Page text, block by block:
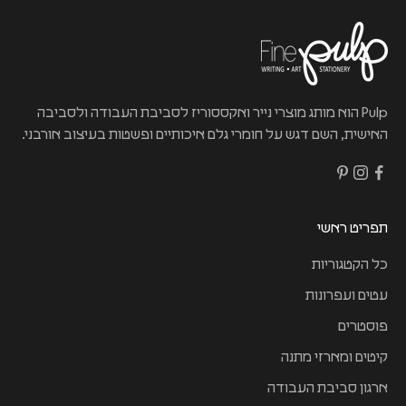
Pulp הוא מותג מוצרי נייר ואקססוריז לסביבת העבודה ולסביבה
האישית, השם דגש על חומרי גלם איכותיים ופשטות בעיצוב אורבני.
תפריט ראשי
כל הקטגוריות
עטים ועפרונות
פוסטרים
קיטים ומארזי מתנה
ארגון סביבת העבודה